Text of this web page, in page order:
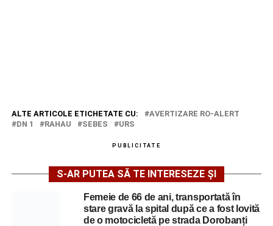
ALTE ARTICOLE ETICHETATE CU:
AVERTIZARE RO-ALERT
DN 1
RAHAU SEBES URS
PUBLICITATE
S-AR PUTEA SĂ TE INTERESEZE ȘI
Femeie de 66 de ani, transportată în
stare gravă la spital după ce a fost lovită
de o motocicletă pe strada Dorobanți